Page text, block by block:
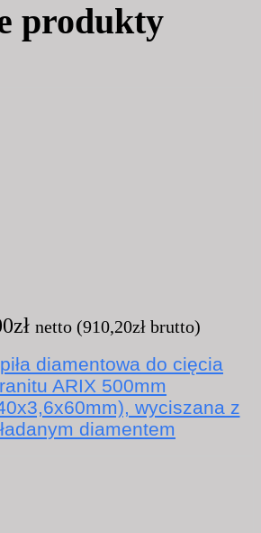
produkty
zł netto (910,20zł brutto)
diamentowa do cięcia
ARIX 500mm
wyciszana z
diamentem